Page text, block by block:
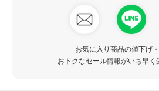
お気に入り商品の値下げ
おトクなセール情報がいち早く